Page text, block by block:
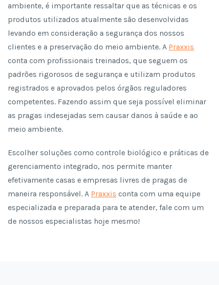
ambiente, é importante ressaltar que as técnicas e os
produtos utilizados atualmente são desenvolvidas
levando em consideração a segurança dos nossos
clientes e a preservação do meio ambiente. A Praxxis
conta com profissionais treinados, que seguem os
padrões rigorosos de segurança e utilizam produtos
registrados e aprovados pelos órgãos reguladores
competentes. Fazendo assim que seja possível eliminar
as pragas indesejadas sem causar danos à saúde e ao
meio ambiente.
Escolher soluções como controle biológico e práticas de
gerenciamento integrado, nos permite manter
efetivamente casas e empresas livres de pragas de
maneira responsável. A Praxxis conta com uma equipe
especializada e preparada para te atender, fale com um
de nossos especialistas hoje mesmo!